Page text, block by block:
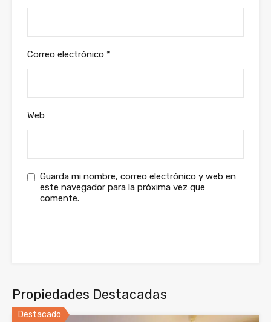
Correo electrónico *
Web
Guarda mi nombre, correo electrónico y web en
este navegador para la próxima vez que
comente.
Propiedades Destacadas
Destacado